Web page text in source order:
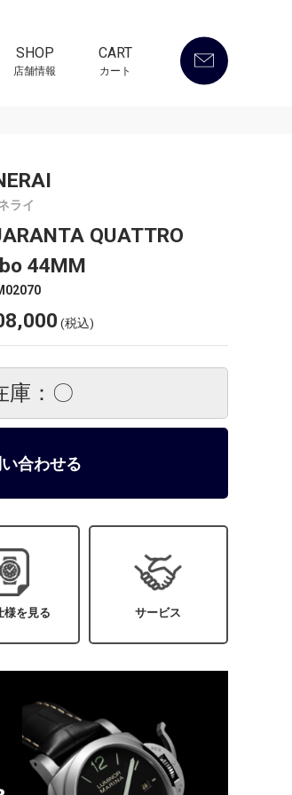
SHOP
店舗情報
CART
カート
ライ
QUATTRO
44MM
(税込)
庫：〇
合わせる
様を見る サービス